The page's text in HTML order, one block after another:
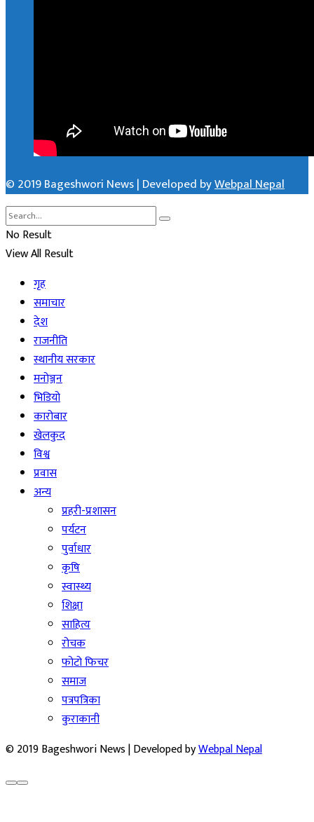
© 2019 Bageshwori News | Developed byWebpal Nepal
No Result
View All Result
गृह
समाचार
देश
राजनीति
स्थानीय सरकार
मनोञ्जन
भिडियो
कारोबार
खेलकुद
विश्व
प्रवास
अन्य
प्रहरी-प्रशासन
पर्यटन
पुर्वाधार
कृषि
स्वास्थ्य
शिक्षा
साहित्य
रोचक
फोटो फिचर
समाज
पत्रपत्रिका
कुराकानी
© 2019 Bageshwori News | Developed byWebpal Nepal